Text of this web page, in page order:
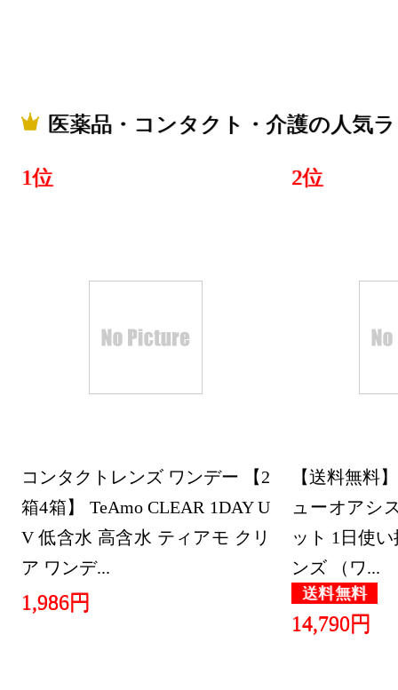
医薬品・
ンキング：6
医薬品・
ンキング：20
医薬品・コンタクト・介護の人気
1位
コンタクトレンズ ワンデー 【2
箱4箱】 TeAmo CLEAR 1DAY U
V 低含水 高含水 ティアモ クリ
ア ワンデ...
1,986円
2位
【送料無料
ューオアシ
ット 1日使
ンズ （ワ...
送料無料
14,790円